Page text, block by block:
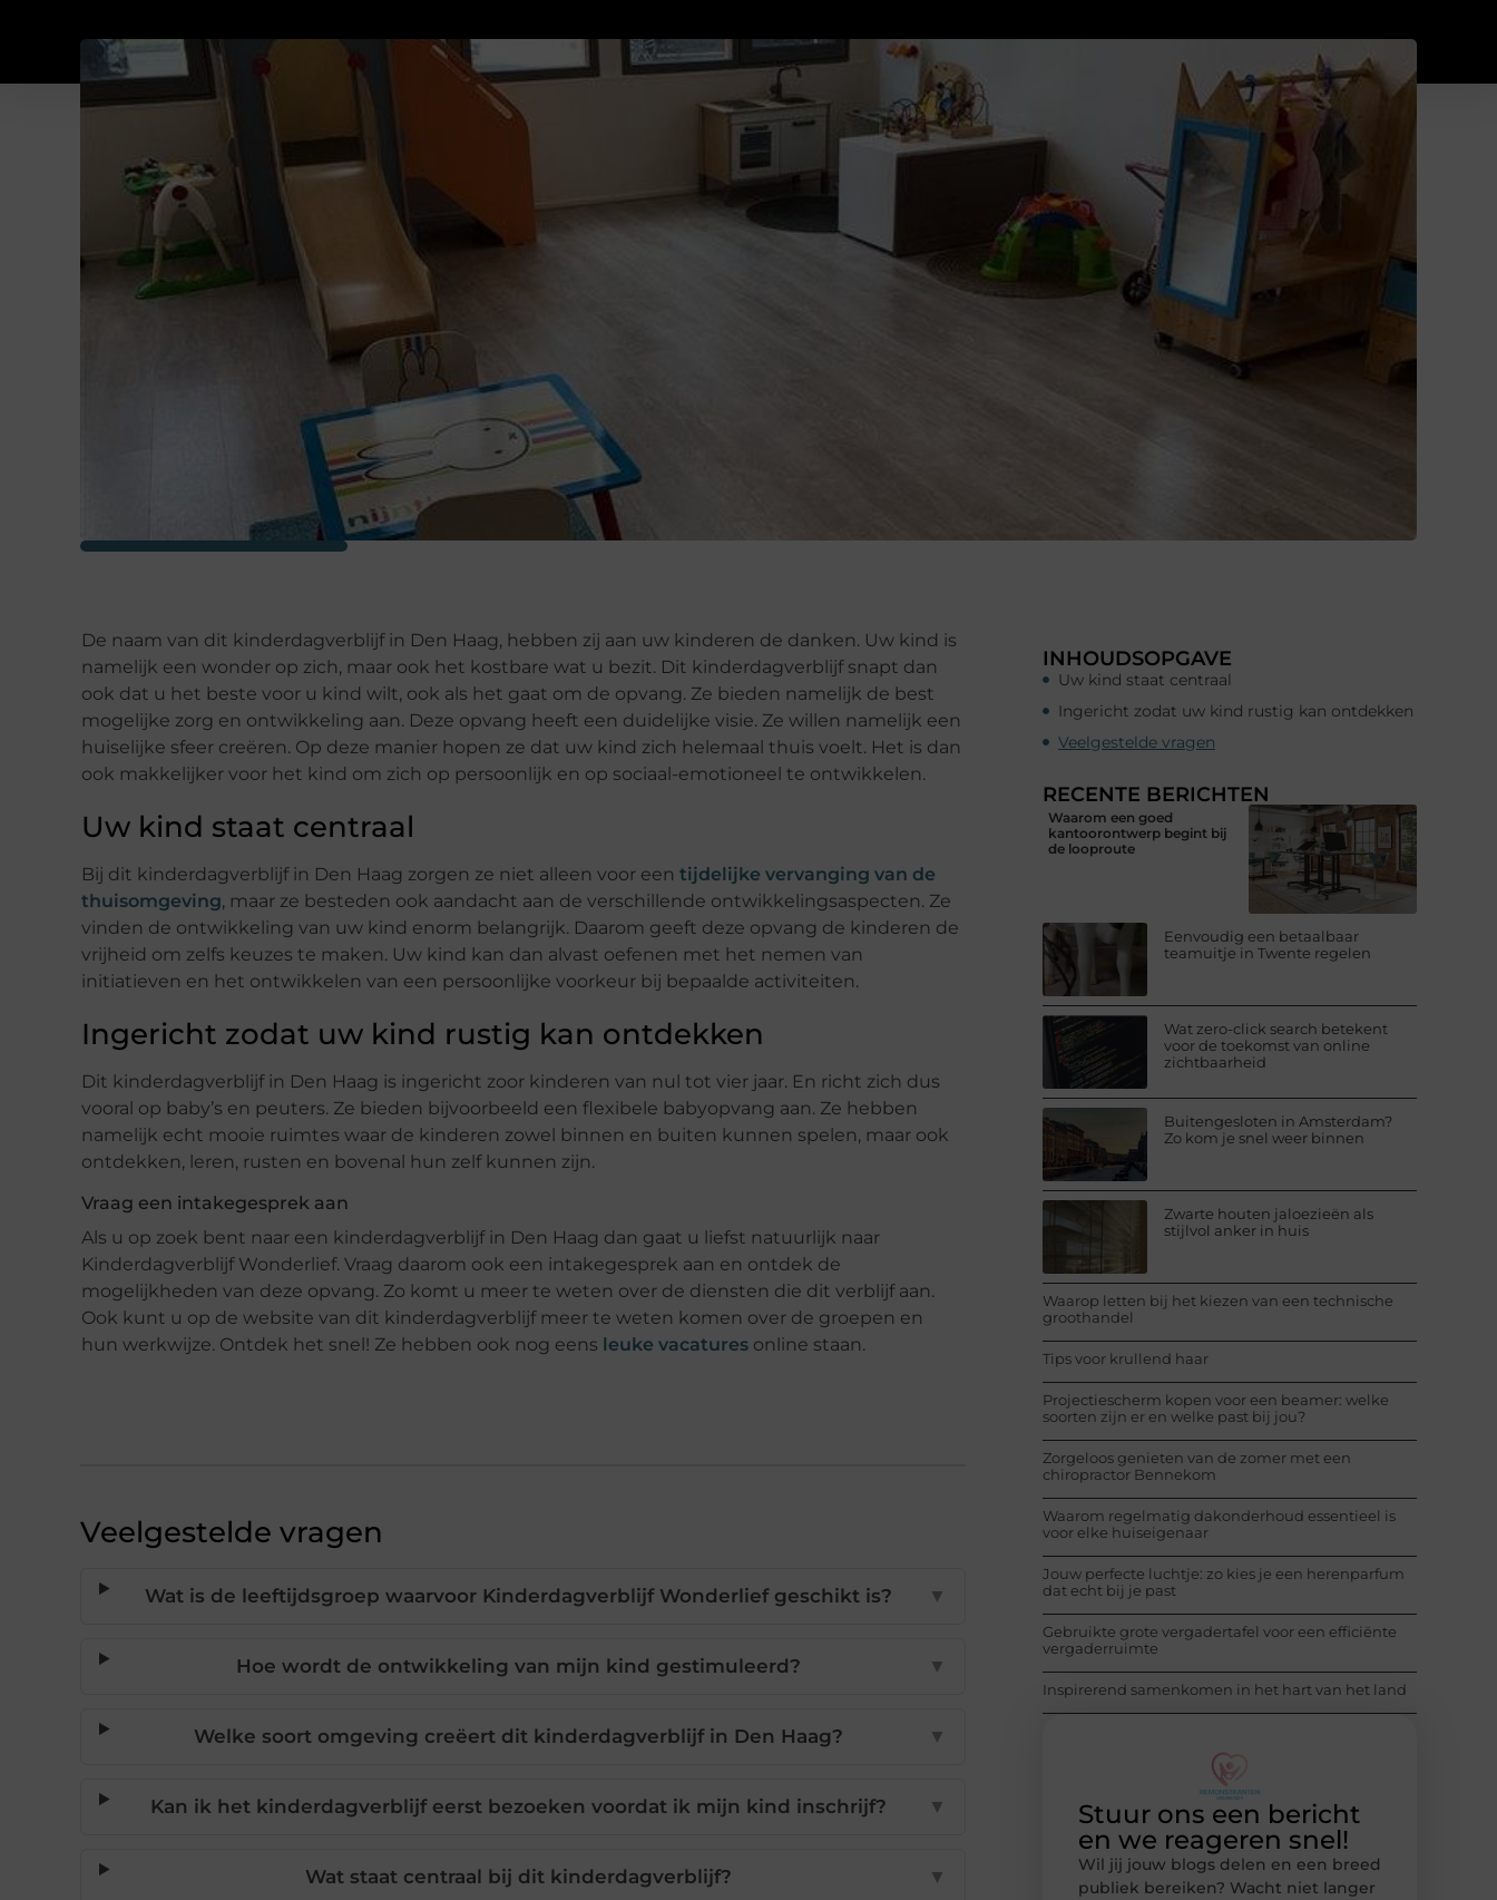
De naam van dit kinderdagverblijf in Den Haag, hebben zij aan uw kinderen de danken. Uw kind is
namelijk een wonder op zich, maar ook het kostbare wat u bezit. Dit kinderdagverblijf snapt dan
ook dat u het beste voor u kind wilt, ook als het gaat om de opvang. Ze bieden namelijk de best
mogelijke zorg en ontwikkeling aan. Deze opvang heeft een duidelijke visie. Ze willen namelijk een
huiselijke sfeer creëren. Op deze manier hopen ze dat uw kind zich helemaal thuis voelt. Het is dan
ook makkelijker voor het kind om zich op persoonlijk en op sociaal-emotioneel te ontwikkelen.
Uw kind staat centraal
Bij dit kinderdagverblijf in Den Haag zorgen ze niet alleen voor een tijdelijke vervanging van de
thuisomgeving, maar ze besteden ook aandacht aan de verschillende ontwikkelingsaspecten. Ze
vinden de ontwikkeling van uw kind enorm belangrijk. Daarom geeft deze opvang de kinderen de
vrijheid om zelfs keuzes te maken. Uw kind kan dan alvast oefenen met het nemen van
initiatieven en het ontwikkelen van een persoonlijke voorkeur bij bepaalde activiteiten.
Ingericht zodat uw kind rustig kan ontdekken
Dit kinderdagverblijf in Den Haag is ingericht zoor kinderen van nul tot vier jaar. En richt zich dus
vooral op baby’s en peuters. Ze bieden bijvoorbeeld een flexibele babyopvang aan. Ze hebben
namelijk echt mooie ruimtes waar de kinderen zowel binnen en buiten kunnen spelen, maar ook
ontdekken, leren, rusten en bovenal hun zelf kunnen zijn.
Vraag een intakegesprek aan
Als u op zoek bent naar een kinderdagverblijf in Den Haag dan gaat u liefst natuurlijk naar
Kinderdagverblijf Wonderlief. Vraag daarom ook een intakegesprek aan en ontdek de
mogelijkheden van deze opvang. Zo komt u meer te weten over de diensten die dit verblijf aan.
Ook kunt u op de website van dit kinderdagverblijf meer te weten komen over de groepen en
hun werkwijze. Ontdek het snel! Ze hebben ook nog eens leuke vacatures online staan.
Veelgestelde vragen
Wat is de leeftijdsgroep waarvoor Kinderdagverblijf Wonderlief geschikt is? ▼
Hoe wordt de ontwikkeling van mijn kind gestimuleerd? ▼
Welke soort omgeving creëert dit kinderdagverblijf in Den Haag? ▼
Kan ik het kinderdagverblijf eerst bezoeken voordat ik mijn kind inschrijf? ▼
Wat staat centraal bij dit kinderdagverblijf? ▼
INHOUDSOPGAVE
Uw kind staat centraal
Ingericht zodat uw kind rustig kan ontdekken
Veelgestelde vragen
RECENTE BERICHTEN
Waarom een goed
kantoorontwerp begint bij
de looproute
Eenvoudig een betaalbaar
teamuitje in Twente regelen
Wat zero-click search betekent
voor de toekomst van online
zichtbaarheid
Buitengesloten in Amsterdam?
Zo kom je snel weer binnen
Zwarte houten jaloezieën als
stijlvol anker in huis
Waarop letten bij het kiezen van een technische
groothandel
Tips voor krullend haar
Projectiescherm kopen voor een beamer: welke
soorten zijn er en welke past bij jou?
Zorgeloos genieten van de zomer met een
chiropractor Bennekom
Waarom regelmatig dakonderhoud essentieel is
voor elke huiseigenaar
Jouw perfecte luchtje: zo kies je een herenparfum
dat echt bij je past
Gebruikte grote vergadertafel voor een efficiënte
vergaderruimte
Inspirerend samenkomen in het hart van het land
Stuur ons een bericht
en we reageren snel!
Wil jij jouw blogs delen en een breed
publiek bereiken? Wacht niet langer